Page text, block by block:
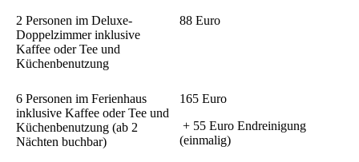
2 Personen im Deluxe-
Doppelzimmer inklusive
Kaffee oder Tee und
Küchenbenutzung
88 Euro
6 Personen im Ferienhaus
inklusive Kaffee oder Tee und
Küchenbenutzung (ab 2
Nächten buchbar)
165 Euro
+ 55 Euro Endreinigung
(einmalig)